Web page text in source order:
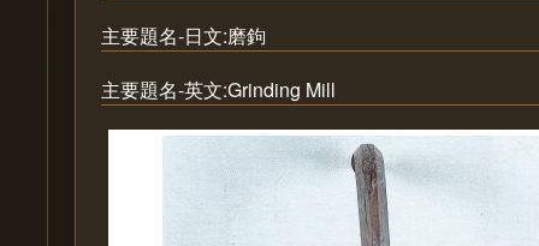
主要題名-日文:磨鉤
主要題名-英文:Grinding Mill